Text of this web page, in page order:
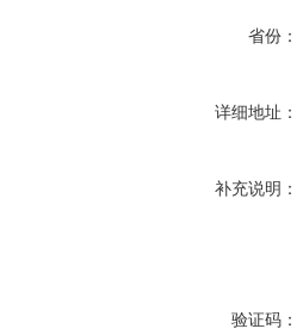
省份：
详细地址：
补充说明：
验证码：